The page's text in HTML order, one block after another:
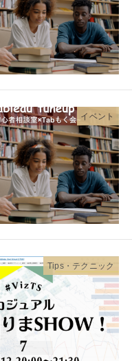
イベント
Tips・テクニック